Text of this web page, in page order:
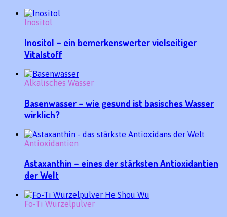
Inositol
Inositol – ein bemerkenswerter vielseitiger
Vitalstoff
Alkalisches Wasser
Basenwasser – wie gesund ist basisches Wasser
wirklich?
Antioxidantien
Astaxanthin – eines der stärksten Antioxidantien
der Welt
Fo-Ti Wurzelpulver